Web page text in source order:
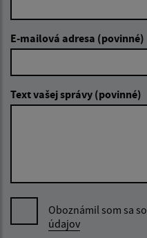
E-mailová adresa (povinné)
Text vašej správy (povinné)
Oboznámil som sa so
údajov